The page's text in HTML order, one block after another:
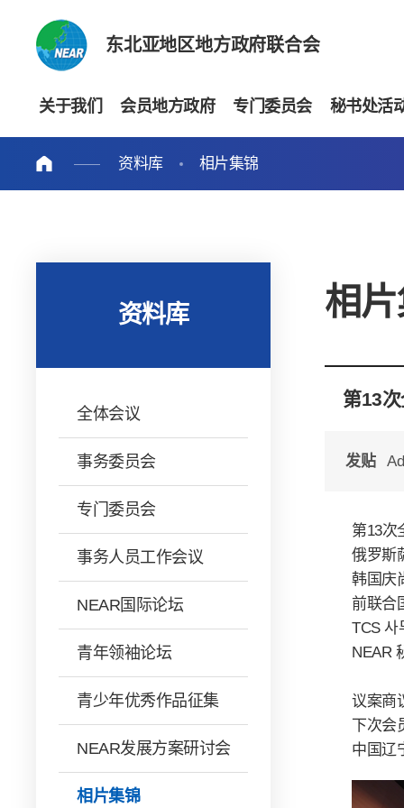
东北亚地区地方政府联合会
关于我们 会员地方政府 专门委员会 秘书处活
资料库 相片集锦
资料库
全体会议
事务委员会
专门委员会
事务人员工作会议
NEAR国际论坛
青年领袖论坛
青少年优秀作品征集
NEAR发展方案研讨会
相片集锦
相
第13
发贴
第13次
俄罗斯
韩国庆
前联合
TCS 사
NEAR
议案商
下次会
中国辽